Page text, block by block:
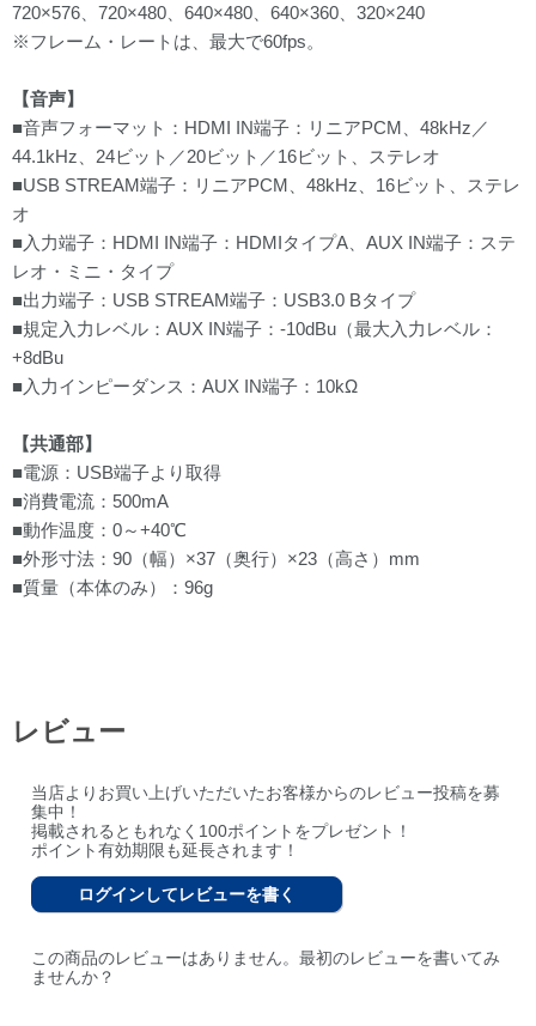
720×576、720×480、640×480、640×360、320×240
※フレーム・レートは、最大で60fps。
【音声】
■音声フォーマット：HDMI IN端子：リニアPCM、48kHz／
44.1kHz、24ビット／20ビット／16ビット、ステレオ
■USB STREAM端子：リニアPCM、48kHz、16ビット、ステレ
オ
■入力端子：HDMI IN端子：HDMIタイプA、AUX IN端子：ステ
レオ・ミニ・タイプ
■出力端子：USB STREAM端子：USB3.0 Bタイプ
■規定入力レベル：AUX IN端子：-10dBu（最大入力レベル：
+8dBu
■入力インピーダンス：AUX IN端子：10kΩ
【共通部】
■電源：USB端子より取得
■消費電流：500mA
■動作温度：0～+40℃
■外形寸法：90（幅）×37（奥行）×23（高さ）mm
■質量（本体のみ）：96g
レビュー
当店よりお買い上げいただいたお客様からのレビュー投稿を募
集中！
掲載されるともれなく100ポイントをプレゼント！
ポイント有効期限も延長されます！
ログインしてレビューを書く
この商品のレビューはありません。最初のレビューを書いてみ
ませんか？